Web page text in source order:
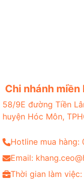
Chi nhánh miền
58/9E đường Tiền
huyện Hóc Môn,
Hotline mua hàng:
Email:
Thời gian làm